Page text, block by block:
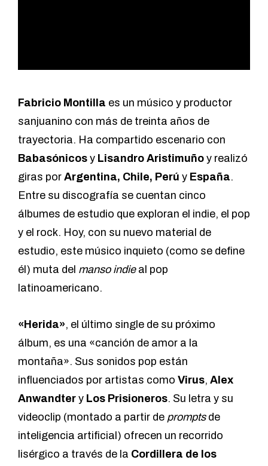
Fabricio Montilla es un músico y productor
sanjuanino con más de treinta años de
trayectoria. Ha compartido escenario con
Babasónicos y Lisandro Aristimuño y realizó
giras por Argentina, Chile, Perú y España.
Entre su discografía se cuentan cinco
álbumes de estudio que exploran el indie, el pop
y el rock. Hoy, con su nuevo material de
estudio, este músico inquieto (como se define
él) muta del manso indieal pop
latinoamericano.
«Herida», el último single de su próximo
álbum, es una «canción de amor a la
montaña». Sus sonidos pop están
influenciados por artistas como Virus, Alex
Anwandter y Los Prisioneros. Su letra y su
videoclip (montado a partir de prompts de
inteligencia artificial) ofrecen un recorrido
lisérgico a través de la Cordillera de los